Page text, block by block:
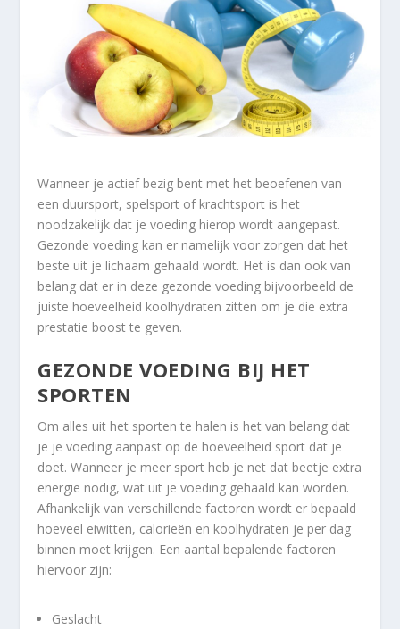
Wanneer je actief bezig bent met het beoefenen van
een duursport, spelsport of krachtsport is het
noodzakelijk dat je voeding hierop wordt aangepast.
Gezonde voeding kan er namelijk voor zorgen dat het
beste uit je lichaam gehaald wordt. Het is dan ook van
belang dat er in deze gezonde voeding bijvoorbeeld de
juiste hoeveelheid koolhydraten zitten om je die extra
prestatie boost te geven.
GEZONDE VOEDING BIJ HET
SPORTEN
Om alles uit het sporten te halen is het van belang dat
je je voeding aanpast op de hoeveelheid sport dat je
doet. Wanneer je meer sport heb je net dat beetje extra
energie nodig, wat uit je voeding gehaald kan worden.
Afhankelijk van verschillende factoren wordt er bepaald
hoeveel eiwitten, calorieën en koolhydraten je per dag
binnen moet krijgen. Een aantal bepalende factoren
hiervoor zijn:
Geslacht